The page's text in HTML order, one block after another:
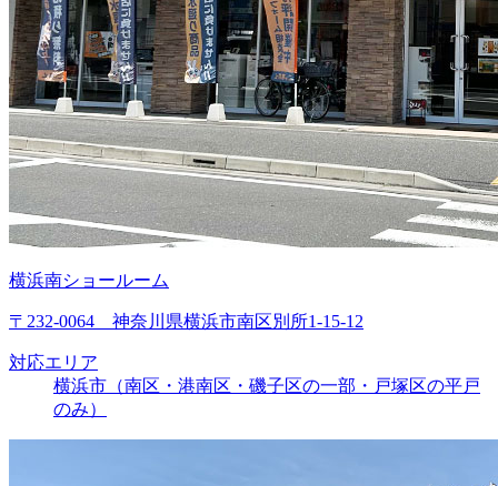
横浜南ショールーム
〒232-0064 神奈川県横浜市南区別所1-15-12
対応エリア
横浜市（南区・港南区・磯子区の一部・戸塚区の平戸
のみ）